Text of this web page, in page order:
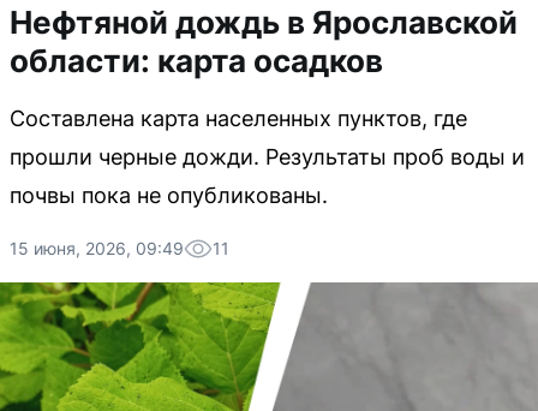
Нефтяной дождь в Ярославской
области: карта осадков
Составлена карта населенных пунктов, где
прошли черные дожди. Результаты проб воды и
почвы пока не опубликованы.
15 июня, 2026, 09:49 11